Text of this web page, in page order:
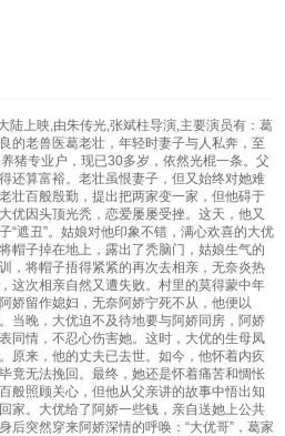
陆上映,由朱传光,张斌柱导演,主要演员有：葛
的老兽医葛老壮，年轻时妻子与人私奔，至
猪专业户，现已30多岁，依然光棍一条。父
还算富裕。老壮虽恨妻子，但又始终对她难
壮百般殷勤，提出把两家变一家，但他碍于
优因头顶光秃，恋爱屡屡受挫。这天，他又
“遮丑”。姑娘对他印象不错，满心欢喜的大优
帽子掉在地上，露出了秃脑门，姑娘生气的
，将帽子捂得紧紧的再次去相亲，无奈炎热
这次相亲自然又遭失败。村里的莫得蒙中年
娇留作媳妇，无奈阿娇宁死不从，他便以
当晚，大优迫不及待地要与阿娇同房，阿娇
同情，不忍心伤害她。这时，大优的生母凤
原来，他的丈夫已去世。如今，他怀着内疚
竟无法挽回。最终，她还是怀着痛苦和惆怅
般照顾关心，但他从父亲讲的故事中悟出知
家。大优给了阿娇一些钱，亲自送她上公共
后突然穿来阿娇深情的呼唤：“大优哥”，葛家